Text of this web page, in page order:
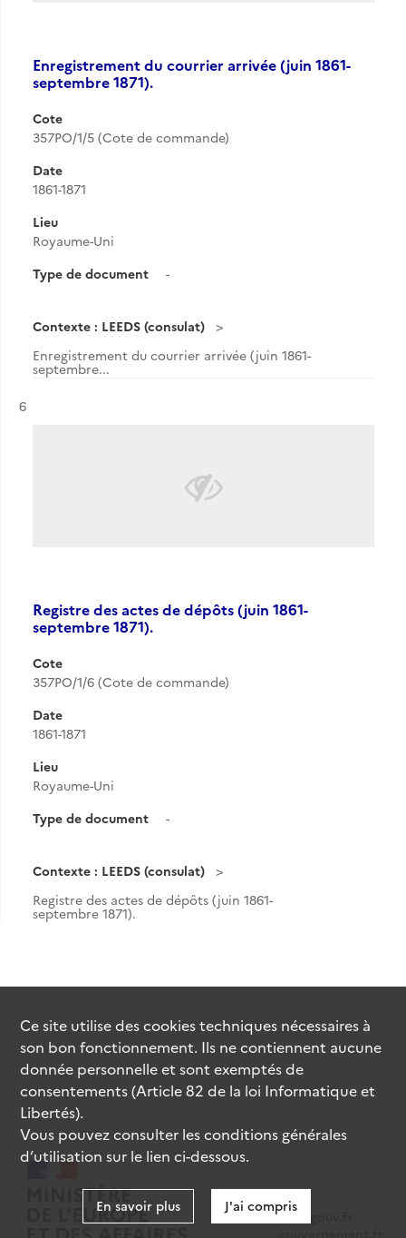
Enregistrement du courrier arrivée (juin 1861-
septembre 1871).
Cote
357PO/1/5 (Cote de commande)
Date
1861-1871
Lieu
Royaume-Uni
Type de document
-
Contexte : LEEDS (consulat)
Enregistrement du courrier arrivée (juin 1861-
septembre...
Résultat n°
6
Registre des actes de dépôts (juin 1861-
septembre 1871).
Cote
357PO/1/6 (Cote de commande)
Date
1861-1871
Lieu
Royaume-Uni
Type de document
-
Contexte : LEEDS (consulat)
Registre des actes de dépôts (juin 1861-
septembre 1871).
data.gouv.fr
Ce site utilise descookiestechniques nécessaires à
son bon fonctionnement. Ils ne contiennent aucune
donnée personnelle et sont exemptés de
consentements (Article 82 de la loi Informatique et
Libertés).
Vous pouvez consulter les conditions générales
d’utilisation sur le lien ci-dessous.
En savoir plus J'ai compris